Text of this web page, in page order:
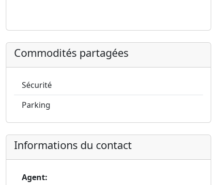
Commodités partagées
Sécurité
Parking
Informations du contact
Agent: